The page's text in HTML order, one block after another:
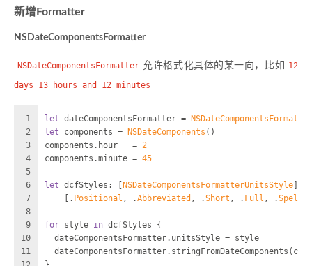
新增Formatter
NSDateComponentsFormatter
NSDateComponentsFormatter 允许格式化具体的某一向，比如 12
days 13 hours and 12 minutes
1
2
3
4
5
6
7
8
9
10
11
let dateComponentsFormatter =
NSDateComponentsFormatter
let components = NSDateComponents ()
components.hour = 2
components.minute = 45
let dcfStyles: [ NSDateComponentsFormatterUnitsStyle
    [.
Positional , .Abbreviated , .Short , . Full , .
for style in dcfStyles {
  dateComponentsFormatter.unitsStyle
= style